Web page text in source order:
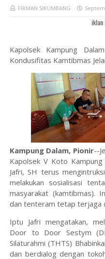
FIRMAN SIKUMBANG
iklan
Kapolsek Kampung
Kondusifitas Kamtibmas
Kampung Dalam, Pionir--
Kapolsek V Koto
Jafri, SH terus
melakukan sosialisasi
masyarakat (kamtibmas).
dan tenteram tetap terjaga
Iptu Jafri mengatakan,
Door to Door Sestym
Silaturahmi (THTS)
dan berdialog dengan